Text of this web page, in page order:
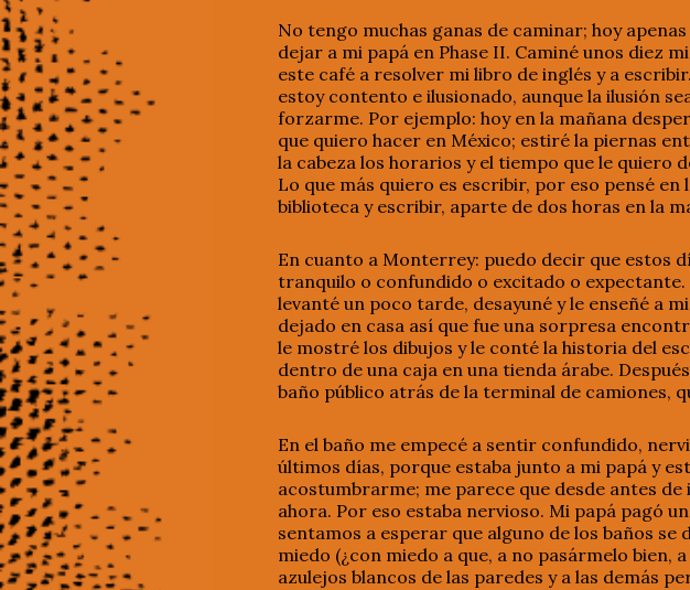
No tengo muchas ganas de caminar; hoy
dejar a mi papá en Phase II. Caminé unos diez
este café a resolver mi libro de inglés y a
estoy contento e ilusionado, aunque la ilusión
forzarme. Por ejemplo: hoy en la mañana
que quiero hacer en México; estiré la piernas
la cabeza los horarios y el tiempo que le quiero
Lo que más quiero es escribir, por eso pensé
biblioteca y escribir, aparte de dos horas en la
En cuanto a Monterrey: puedo decir que estos
tranquilo o confundido o excitado o
levanté un poco tarde, desayuné y le enseñé a
dejado en casa así que fue una sorpresa
le mostré los dibujos y le conté la historia del
dentro de una caja en una tienda árabe.
baño público atrás de la terminal de camiones,
En el baño me empecé a sentir confundido,
últimos días, porque estaba junto a mi papá y
acostumbrarme; me parece que desde antes
ahora. Por eso estaba nervioso. Mi papá pagó
sentamos a esperar que alguno de los baños
miedo (¿con miedo a que, a no pasármelo
azulejos blancos de las paredes y a las demás